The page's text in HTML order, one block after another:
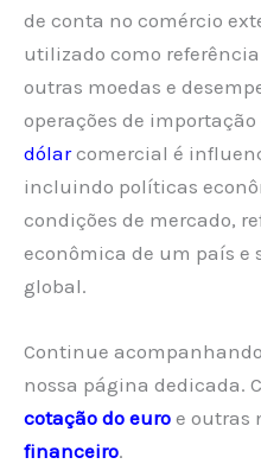
de conta no comércio
utilizado como
outras moedas e
operações de importação
dólarcomercial é
incluindo políticas
condições de mercado,
econômica de um país e
global.
Continue
nossa página dedicada.
cotação do euro e outras
financeiro.